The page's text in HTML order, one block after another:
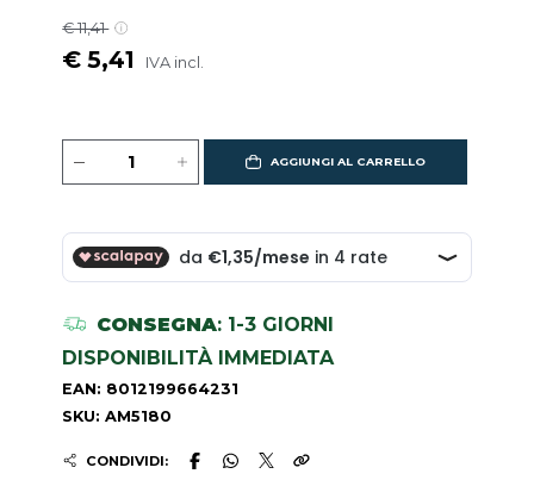
€ 11,41
€ 5,41 IVA incl.
AGGIUNGI AL CARRELLO
CONSEGNA: 1-3 GIORNI
DISPONIBILITÀ IMMEDIATA
EAN: 8012199664231
SKU: AM5180
CONDIVIDI: